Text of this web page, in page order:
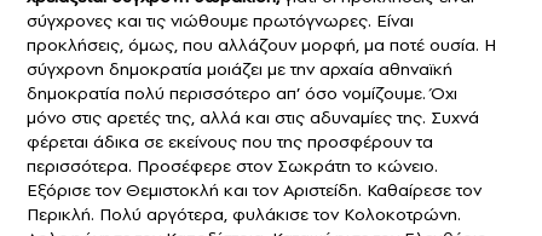
σύγχρονες και τις νιώθουμε πρωτόγνωρες. Είναι
προκλήσεις, όμως, που αλλάζουν μορφή, μα ποτέ ουσία. Η
σύγχρονη δημοκρατία μοιάζει με την αρχαία αθηναϊκή
δημοκρατία πολύ περισσότερο απ’ όσο νομίζουμε. Όχι
μόνο στις αρετές της, αλλά και στις αδυναμίες της. Συχνά
φέρεται άδικα σε εκείνους που της προσφέρουν τα
περισσότερα. Προσέφερε στον Σωκράτη το κώνειο.
Εξόρισε τον Θεμιστοκλή και τον Αριστείδη. Καθαίρεσε τον
Περικλή. Πολύ αργότερα, φυλάκισε τον Κολοκοτρώνη.